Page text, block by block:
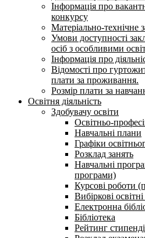
Інформація про
конкурсу
Матеріально-технічне
Умови доступності
осіб з особливими
Інформація про
Відомості про
плати за проживання.
Розмір плати за
Освітня діяльність
Здобувачу освіти
Освітньо-
Навчальні плани
Графіки
Розклад занять
Навчальні
програми)
Курсові роботи
Вибіркові
Електронна
Бібліотека
Рейтинг